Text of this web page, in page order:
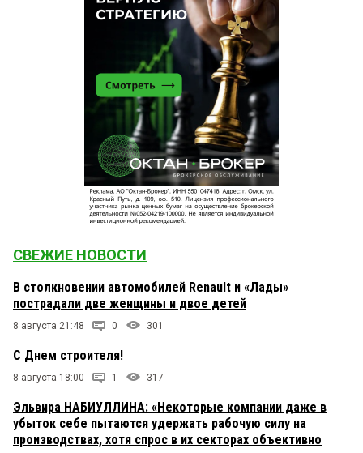
СВЕЖИЕ НОВОСТИ
В столкновении автомобилей Renault и «Лады»
пострадали две женщины и двое детей
8 августа 21:48 0 301
С Днем строителя!
8 августа 18:00 1 317
Эльвира НАБИУЛЛИНА: «Некоторые компании даже в
убыток себе пытаются удержать рабочую силу на
производствах, хотя спрос в их секторах объективно